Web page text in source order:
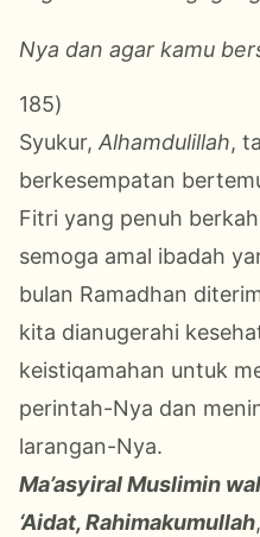
Nya dan agar kamu
185)
Syukur, Alhamdulillah,
berkesempatan
Fitri yang penuh
semoga amal ibadah
bulan Ramadhan
kita dianugerahi
keistiqamahan untuk
perintah-Nya dan
larangan-Nya.
Ma’asyiral Muslimin
‘Aidat, Rahimakumullah,